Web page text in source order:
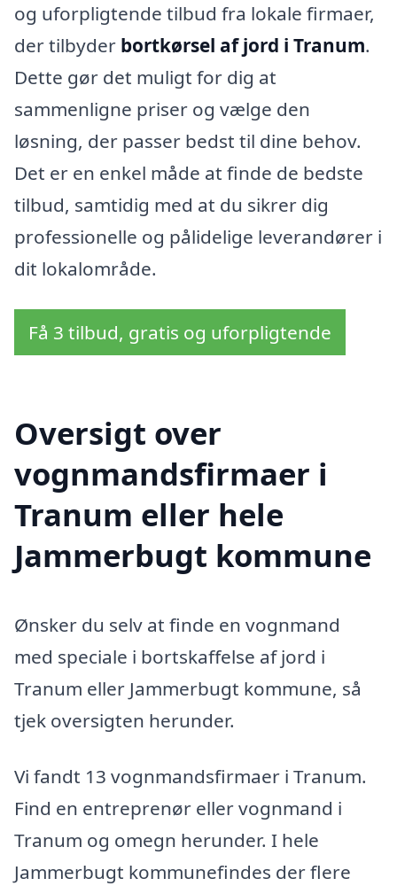
og uforpligtende tilbud fra lokale firmaer,
der tilbyder bortkørsel af jord i Tranum.
Dette gør det muligt for dig at
sammenligne priser og vælge den
løsning, der passer bedst til dine behov.
Det er en enkel måde at finde de bedste
tilbud, samtidig med at du sikrer dig
professionelle og pålidelige leverandører i
dit lokalområde.
Få 3 tilbud, gratis og uforpligtende
Oversigt over
vognmandsfirmaer i
Tranum eller hele
Jammerbugt kommune
Ønsker du selv at finde en vognmand
med speciale i bortskaffelse af jord i
Tranum eller Jammerbugt kommune, så
tjek oversigten herunder.
Vi fandt 13 vognmandsfirmaer i Tranum.
Find en entreprenør eller vognmand i
Tranum og omegn herunder. I hele
Jammerbugt kommunefindes der flere